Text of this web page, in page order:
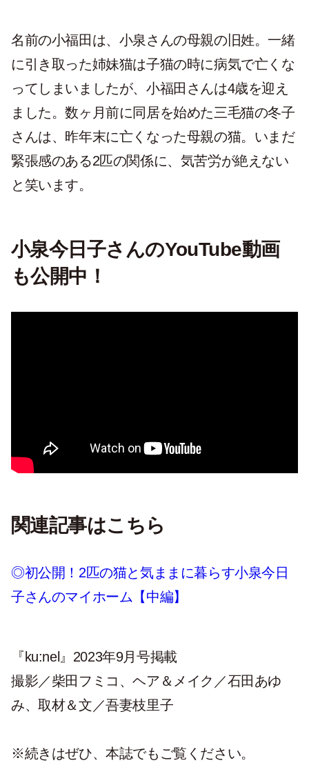
名前の小福田は、小泉さんの母親の旧姓。一緒
に引き取った姉妹猫は子猫の時に病気で亡くな
ってしまいましたが、小福田さんは4歳を迎え
ました。数ヶ月前に同居を始めた三毛猫の冬子
さんは、昨年末に亡くなった母親の猫。いまだ
緊張感のある2匹の関係に、気苦労が絶えない
と笑います。
小泉今日子さんのYouTube動画
も公開中！
関連記事はこちら
◎初公開！2匹の猫と気ままに暮らす小泉今日
子さんのマイホーム【中編】
『ku:nel』2023年9月号掲載
撮影／柴田フミコ、ヘア＆メイク／石田あゆ
み、取材＆文／吾妻枝里子
※続きはぜひ、本誌でもご覧ください。